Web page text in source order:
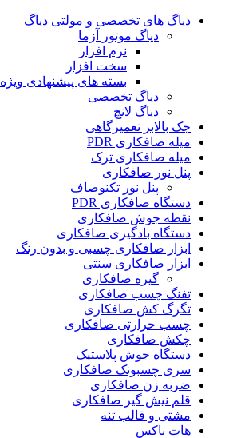
دیاگ های تخصصی و مولتی دیاگ
دیاگ موتور آزما
نرم افزار
سخت افزار
بسته های پیشنهادی ویژه
دیاگ تخصصی
دیاگ لانچ
جک بالابر تعمیرگاهی
میله صافکاری PDR
میله صافکاری ترک
پنل نور صافکاری
پنل نور تکنوصاف
دستگاه صافکاری PDR
نقطه جوش صافکاری
دستگاه بادگیری صافکاری
ابزار صافکاری چسبی و بدون رنگ
ابزار صافکاری سنتی
گیره صافکاری
تفنگ چسب صافکاری
تگرگ کش صافکاری
چسب حرارتی صافکاری
چکش صافکاری
دستگاه جوش پلاستیک
سری چسبونک صافکاری
ضربه زن صافکاری
قلم نیش گیر صافکاری
مشتی و قالب تنه
هات باکس